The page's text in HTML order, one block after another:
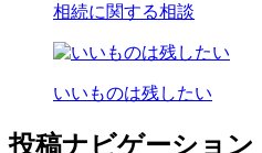
相続に関する相談
いいものは残したい
投稿ナビゲーション